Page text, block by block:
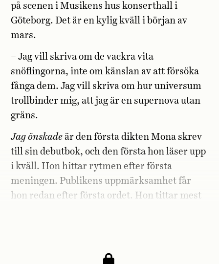
på scenen i Musikens hus konserthall i
Göteborg. Det är en kylig kväll i början av
mars.
– Jag vill skriva om de vackra vita
snöflingorna, inte om känslan av att försöka
fånga dem. Jag vill skriva om hur universum
trollbinder mig, att jag är en supernova utan
gräns.
Jag önskade är den första dikten Mona skrev
till sin debutbok, och den första hon läser upp
i kväll. Hon hittar rytmen efter första
meningen. Publikens uppmärksamhet får
hon redan efter första ordet. Hon tittar mest